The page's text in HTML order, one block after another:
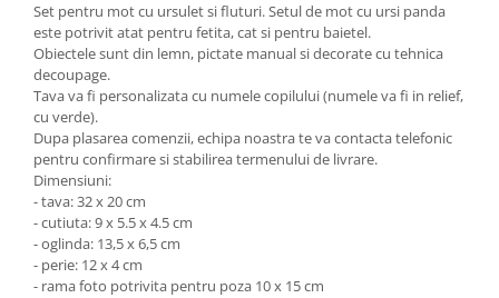
Set pentru mot cu ursulet si fluturi. Setul de mot cu ursi panda
este potrivit atat pentru fetita, cat si pentru baietel.
Obiectele sunt din lemn, pictate manual si decorate cu tehnica
decoupage.
Tava va fi personalizata cu numele copilului (numele va fi in relief,
cu verde).
Dupa plasarea comenzii, echipa noastra te va contacta telefonic
pentru confirmare si stabilirea termenului de livrare.
Dimensiuni:
- tava: 32 x 20 cm
- cutiuta: 9 x 5.5 x 4.5 cm
- oglinda: 13,5 x 6,5 cm
- perie: 12 x 4 cm
- rama foto potrivita pentru poza 10 x 15 cm